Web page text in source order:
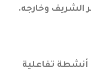
الشريف وخارجه.
أنشطة تفاعلية